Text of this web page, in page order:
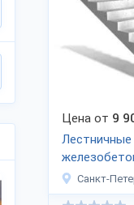
Цена от 9
Санкт-